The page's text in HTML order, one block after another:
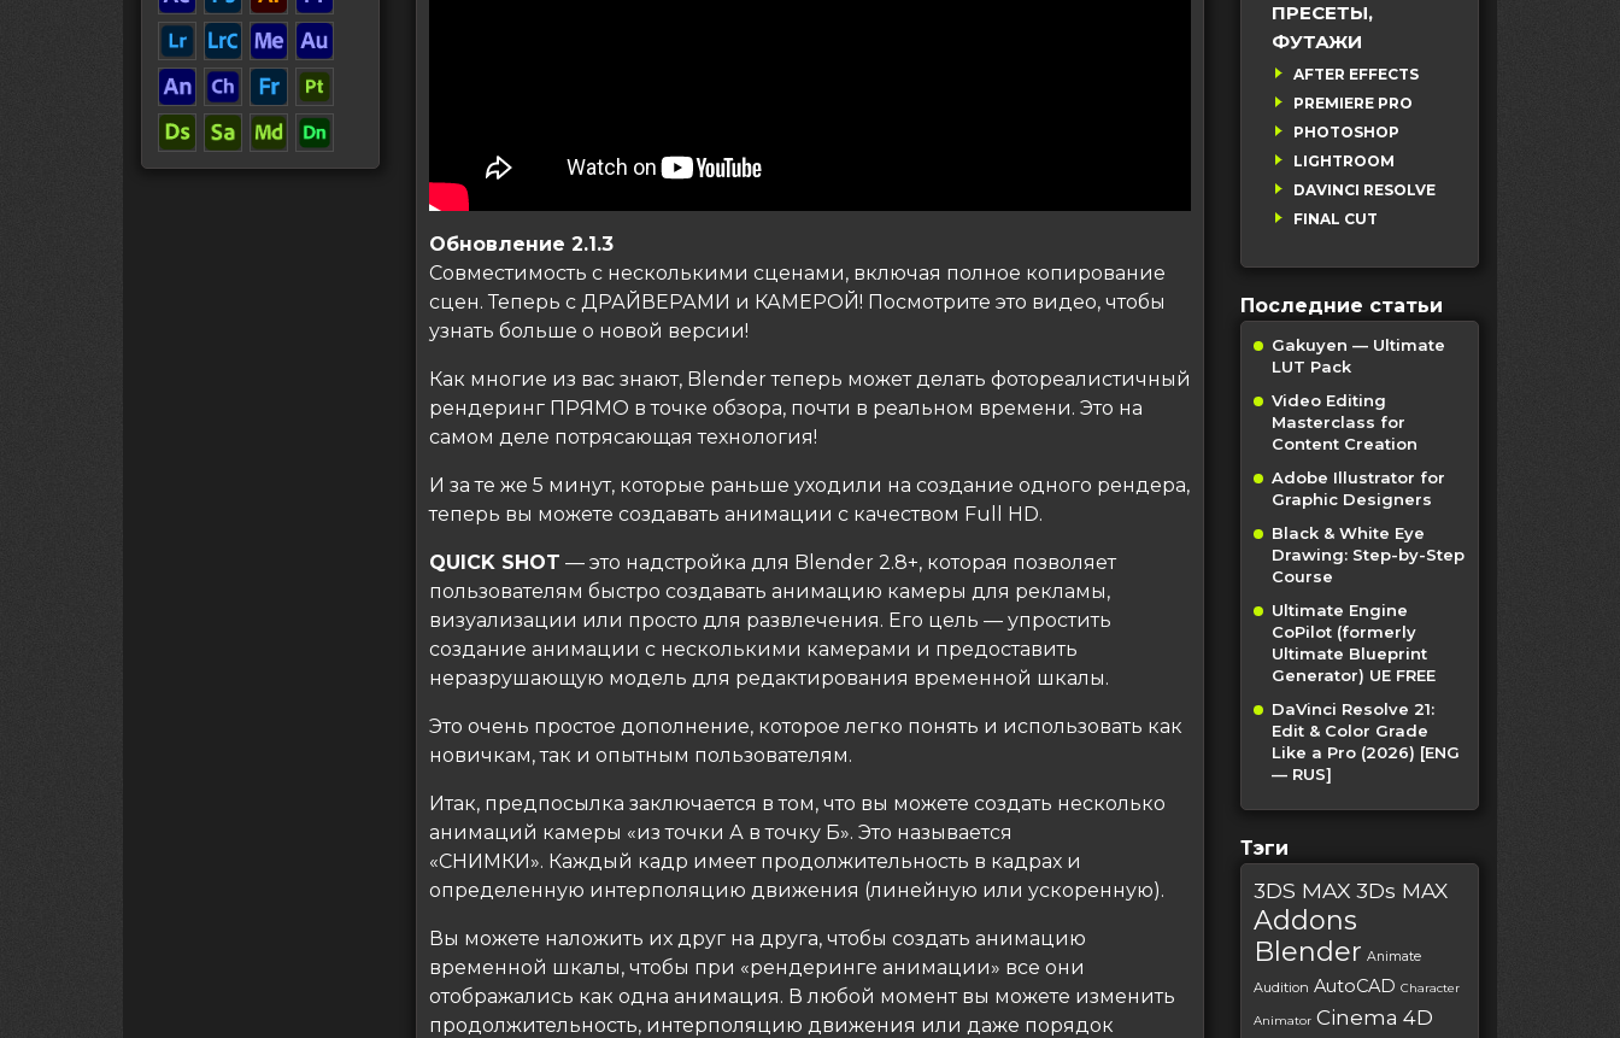
Обновление 2.1.3
Совместимость с несколькими сценами, включая полное копирование
сцен. Теперь с ДРАЙВЕРАМИ и КАМЕРОЙ! Посмотрите это видео, чтобы
узнать больше о новой версии!
Как многие из вас знают, Blender теперь может делать фотореалистичный
рендеринг ПРЯМО в точке обзора, почти в реальном времени. Это на
самом деле потрясающая технология!
И за те же 5 минут, которые раньше уходили на создание одного рендера,
теперь вы можете создавать анимации с качеством Full HD.
QUICK SHOT — это надстройка для Blender 2.8+, которая позволяет
пользователям быстро создавать анимацию камеры для рекламы,
визуализации или просто для развлечения. Его цель — упростить
создание анимации с несколькими камерами и предоставить
неразрушающую модель для редактирования временной шкалы.
Это очень простое дополнение, которое легко понять и использовать как
новичкам, так и опытным пользователям.
Итак, предпосылка заключается в том, что вы можете создать несколько
анимаций камеры «из точки А в точку Б». Это называется
«СНИМКИ». Каждый кадр имеет продолжительность в кадрах и
определенную интерполяцию движения (линейную или ускоренную).
Вы можете наложить их друг на друга, чтобы создать анимацию
временной шкалы, чтобы при «рендеринге анимации» все они
отображались как одна анимация. В любой момент вы можете изменить
продолжительность, интерполяцию движения или даже порядок
ПРЕСЕТЫ,
ФУТАЖИ
AFTER EFFECTS
PREMIERE PRO
PHOTOSHOP
LIGHTROOM
DAVINCI RESOLVE
FINAL CUT
Последние статьи
Gakuyen — Ultimate
LUT Pack
Video Editing
Masterclass for
Content Creation
Adobe Illustrator for
Graphic Designers
Black & White Eye
Drawing: Step-by-Step
Course
Ultimate Engine
CoPilot (formerly
Ultimate Blueprint
Generator) UE FREE
DaVinci Resolve 21:
Edit & Color Grade
Like a Pro (2026) [ENG
— RUS]
Тэги
3DS MAX 3Ds MAX
Addons
Blender Animate
Audition AutoCAD Character
Animator Cinema 4D